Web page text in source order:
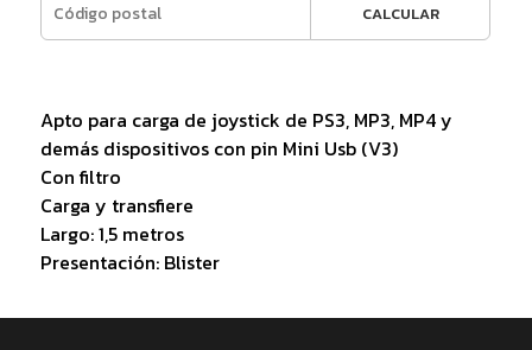
CALCULAR
Apto para carga de joystick de PS3, MP3, MP4 y
demás dispositivos con pin Mini Usb (V3)
Con filtro
Carga y transfiere
Largo: 1,5 metros
Presentación: Blister